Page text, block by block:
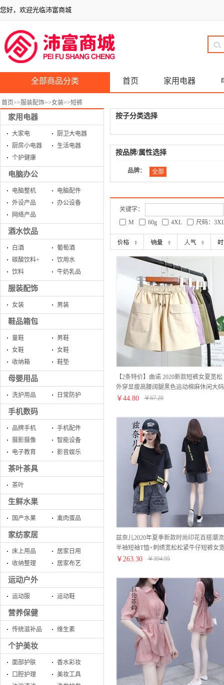
您好，欢迎光临沛富商城
全部商品分类 首页 家用电器
首页>>服装配饰>>女装>>短裤
家用电器
大家电
厨卫大电器
厨房小电器
生活电器
个护健康
电脑办公
电脑整机
电脑配件
外设产品
办公设备
网络产品
酒水饮品
白酒
葡萄酒
碳酸饮料+
饮用水
饮料
牛奶乳品
服装配饰
女装 男装
鞋品箱包
童鞋
男鞋
女鞋
女鞋
收纳箱
鞋垫
母婴用品
洗护用品 日常防护
手机数码
品牌手机
手机配件
摄影摄像
智能设备
电子教育
影音娱乐
茶叶茶具
茶叶
生鲜水果
国产水果 禽肉蛋品
家纺家居
床上用品
居家日用
收纳整理
居家布艺
运动户外
运动服 运动鞋
营养保健
传统滋补品 维生素
个护美妆
面部护肤
香水彩妆
口腔护理
美妆工具
按子分类选择
按品牌/属性选择
品牌： 全部
关键字：
M
60g 4XL 尺码：
【2条特价】曲诺 2020新款短裤女夏宽松
外穿显瘦高腰阔腿黑色运动棉麻休闲大码
胖mm 黑色 XL
￥ 44.80 ￥67.20
兹奈儿2020年夏季新款时尚印花百搭潮流
半袖短袖T恤+刺绣宽松松紧牛仔短裤女
松新品套装两件套 黑色 M
￥ 263.30 ￥394.95